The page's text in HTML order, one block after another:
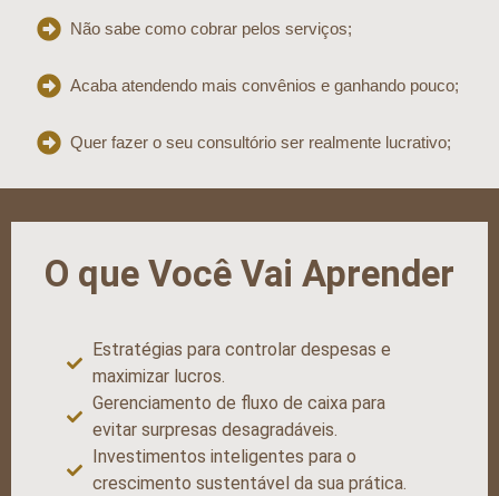
Não sabe como cobrar pelos serviços;
Acaba atendendo mais convênios e ganhando pouco;
Quer fazer o seu consultório ser realmente lucrativo;
O que Você Vai Aprender
Estratégias para controlar despesas e
maximizar lucros.
Gerenciamento de fluxo de caixa para
evitar surpresas desagradáveis.
Investimentos inteligentes para o
crescimento sustentável da sua prática.